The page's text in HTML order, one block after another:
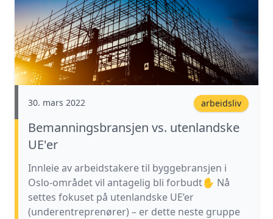
30. mars 2022 arbeidsliv
Bemanningsbransjen vs. utenlandske
UE'er
Innleie av arbeidstakere til byggebransjen i
Oslo-området vil antagelig bli forbudt✋ Nå
settes fokuset på utenlandske UE’er
(underentreprenører) – er dette neste gruppe